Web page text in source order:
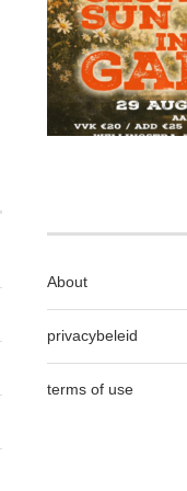
About
privacybeleid
terms of use